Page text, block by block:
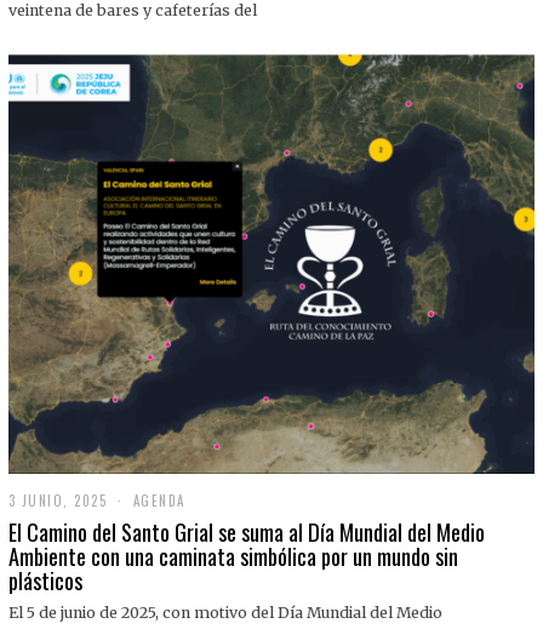
O
0
2
5
veintena de bares y cafeterías del
3 JUNIO, 2025
J
U
N
,
AGENDA
El Camino del Santo Grial se suma al Día Mundial del Medio
Ambiente con una caminata simbólica por un mundo sin
plásticos
El 5 de junio de 2025, con motivo del Día Mundial del Medio